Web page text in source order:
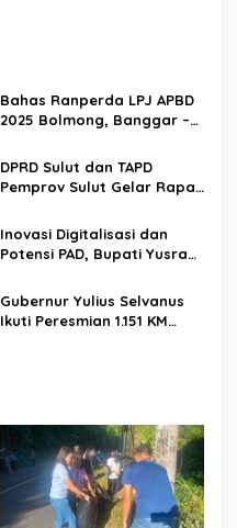
Bahas Ranperda LPJ APBD
2025 Bolmong, Banggar –
DPRD Sulut dan TAPD
Pemprov Sulut Gelar Rapat
tahun 2025
Inovasi Digitalisasi dan
Potensi PAD, Bupati Yusra
Gubernur Yulius Selvanus
Ikuti Peresmian 1.151 KM